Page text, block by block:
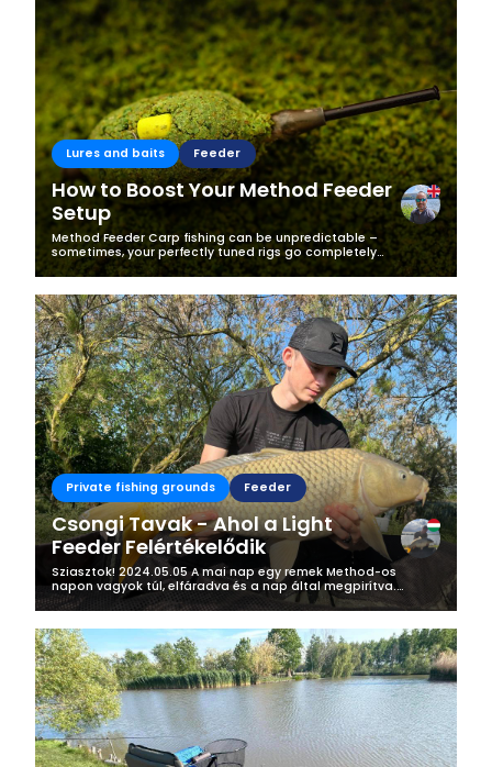
Lures and baits Feeder
How to Boost Your Method Feeder
Setup
Method Feeder Carp fishing can be unpredictable –
sometimes, your perfectly tuned rigs go completely
unnoticed by the fish. I recently experienced this firsthand
when my standard method feeder...
Private fishing grounds Feeder
Csongi Tavak - Ahol a Light
Feeder Felértékelődik
Sziasztok! 2024.05.05 A mai nap egy remek Method-os
napon vagyok túl, elfáradva és a nap által megpirítva.
Helyszín: Csongi Tavak - Derekegyház Előző nap egy kis
információ gyűjtés, illetve...